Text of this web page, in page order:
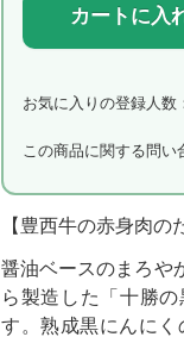
カートに入
お気に入りの登録人数
この商品に関する問い
【豊西牛の赤身肉の
醤油ベースのまろや
ら製造した「十勝
す。熟成黒にんに